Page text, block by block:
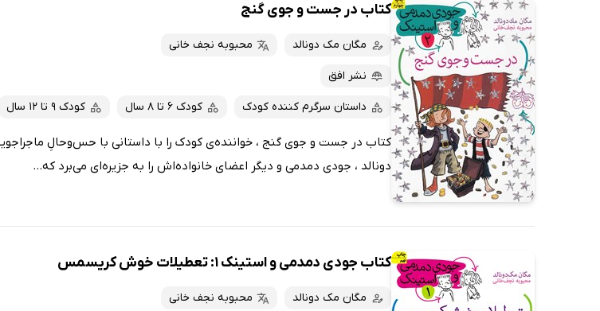
تازه‌ها
داغ‌ترین‌ها
پرفروش‌ها
پربحث‌ها
همه کتاب‌ها
کتاب‌های صوتی
کتاب‌های متنی
کتاب در جست و جوی گنج
مگان مک دونالد محبوبه نجف خانی
نشر افق
داستان سرگرم کننده کودک کودک 6 تا 8 سال کودک 9 تا 12 سال
کتاب در جست و جوی گنج ، خواننده‌ی کودک را با داستانی با حس‌و‌حالِ
دونالد ، جودی دمدمی و دیگر اعضای خانواده‌اش را به جزیره‌ای می‌برد که...
کتاب جودی دمدمی و استینک 1: تعطیلات خوش کریسمس
مگان مک دونالد
محبوبه نجف خانی